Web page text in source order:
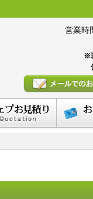
営業時
※